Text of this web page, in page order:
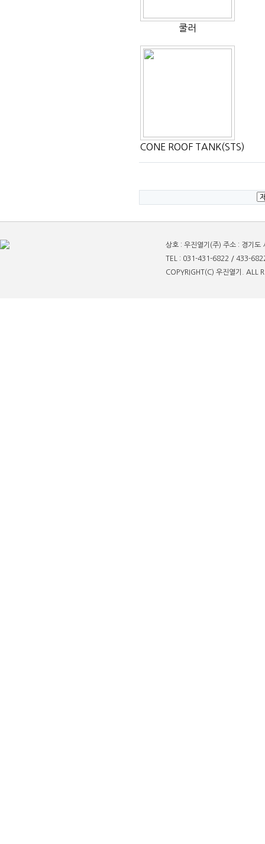
쿨러
CONE ROOF TANK(STS)
상호 : 우진열기(주) 주소 : 경기
TEL : 031-431-6822 / 433-
COPYRIGHT(C) 우진열기. ALL